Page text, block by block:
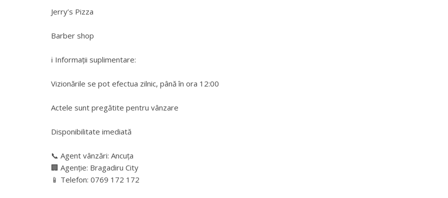
Jerry’s Pizza
Barber shop
ℹ️ Informații suplimentare:
Vizionările se pot efectua zilnic, până în ora 12:00
Actele sunt pregătite pentru vânzare
Disponibilitate imediată
📞 Agent vânzări: Ancuța
🏢 Agenție: Bragadiru City
📱 Telefon: 0769 172 172